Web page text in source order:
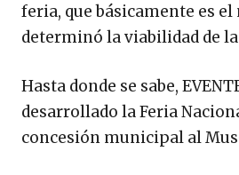
feria, que básicamente es
determinó la viabilidad de
Hasta donde se sabe,
desarrollado la Feria
concesión municipal al